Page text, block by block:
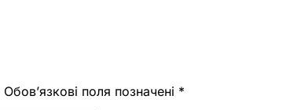
Обов’язкові поля позначені *